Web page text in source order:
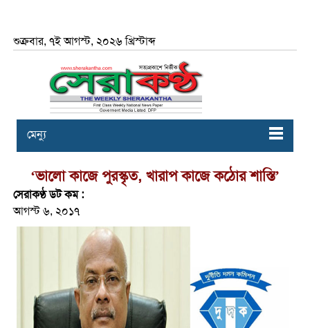
শুক্রবার, ৭ই আগস্ট, ২০২৬ খ্রিস্টাব্দ
মেন্যু
‘ভালো কাজে পুরস্কৃত, খারাপ কাজে কঠোর শাস্তি’
সেরাকণ্ঠ ডট কম :
আগস্ট ৬, ২০১৭